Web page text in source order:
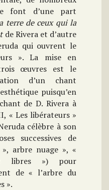
font d’une part
terre de ceux qui la
de Rivera et d’autre
qui ouvrent le
». La mise en
œuvres est le
d’un chant
puisqu’en
de D. Rivera à
« Les libérateurs »
célèbre à son
successives de
arbre nuage », «
libres ») pour
de « l’arbre du
».